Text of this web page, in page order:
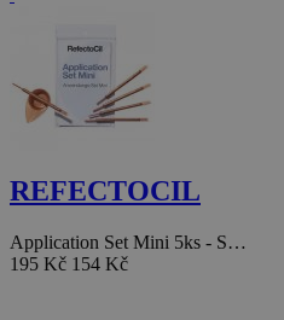
REFECTOCIL
Application Set Mini 5ks - S…
195 Kč 154 Kč